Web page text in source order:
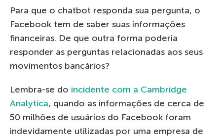
Para que o chatbot responda sua pergunta, o
Facebook tem de saber suas informações
financeiras. De que outra forma poderia
responder as perguntas relacionadas aos seus
movimentos bancários?
Lembra-se do incidente com a Cambridge
Analytica, quando as informações de cerca de
50 milhões de usuários do Facebook foram
indevidamente utilizadas por uma empresa de